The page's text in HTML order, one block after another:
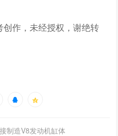
作，未经授权，谢绝转
制造V8发动机缸体